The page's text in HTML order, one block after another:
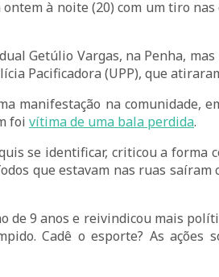
à noite (20) com um tiro
Getúlio Vargas, na Penha,
Pacificadora (UPP), que
manifestação na
foi vítima de uma bala perdida.
se identificar, criticou a
que estavam nas ruas
9 anos e reivindicou mais
Cadê o esporte? As